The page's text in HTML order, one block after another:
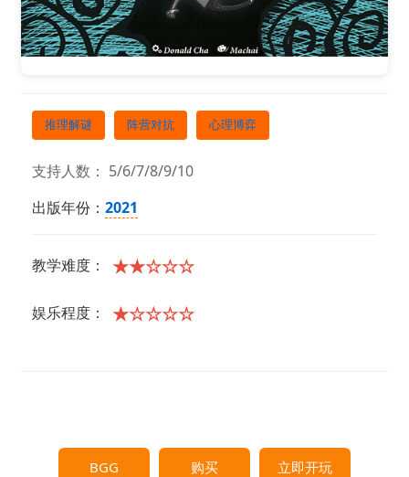
推理解谜 阵营对抗 心理博弈
支持人数： 5/6/7/8/9/10
出版年份： 2021
教学难度： ★★☆☆☆
娱乐程度： ★☆☆☆☆
BGG 购买 立即开玩